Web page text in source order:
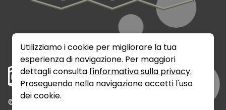
© 2026Rumix Srls - P.IVA: 02141720389
Utilizziamo i cookie per migliorare la tua
esperienza di navigazione. Per maggiori
dettagli consulta l'informativa sulla privacy.
Proseguendo nella navigazione accetti l'uso
dei cookie.